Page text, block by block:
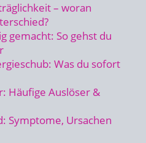
– woran
gemacht: So gehst du
Was du sofort
Häufige Auslöser &
Symptome, Ursachen